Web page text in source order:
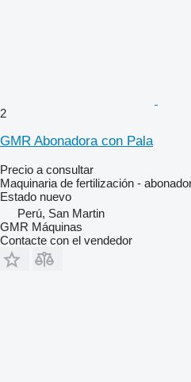
2
GMR Abonadora con Pala
Precio a consultar
Maquinaria de fertilización -
Estado nuevo
Perú, San Martin
GMR Máquinas
Contacte con el vendedor